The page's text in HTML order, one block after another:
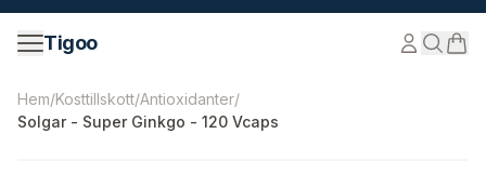
Hoppa till innehåll
Tigoo
©2026Nutri Nordic AB.Alla rättigheter förbehållna.
Hem/Kosttillskott/Antioxidanter/
Solgar - Super Ginkgo - 120 Vcaps